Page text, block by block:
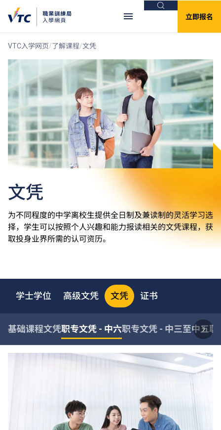
搜索
立即报名
VTC入学网页 了解课程 文凭
文凭
为不同程度的中学离校生提供全日制及兼读制的灵活学习选
择，学生可以按照个人兴趣和能力报读相关的文凭课程，获
取投身业界所需的认可资历。
学士学位 高级文凭 文凭 证书
基础课程文凭职专文凭 - 中六职专文凭 - 中三至中五职